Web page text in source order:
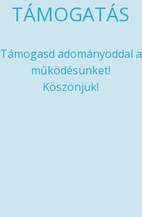
TÁMOGATÁS
Támogasd adományoddal a
működésünket!
Köszönjük!